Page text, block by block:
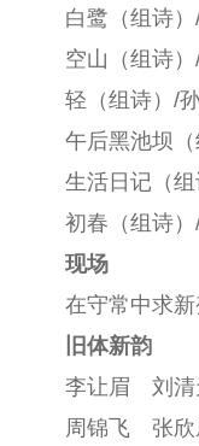
白鹭（组诗）/
空山（组诗
轻（组诗）/
午后黑池坝（
生活日记（组
初春（组诗
现场
在守常中求
旧体新韵
李让眉 刘清
周锦飞 张